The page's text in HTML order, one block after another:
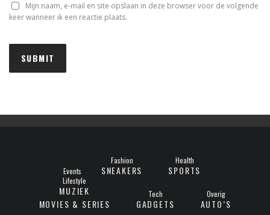
Mijn naam, e-mail en site opslaan in deze browser voor de volgende
keer wanneer ik een reactie plaats.
Events
Fashion
SNEAKERS
Health
SPORTS
Lifestyle
MUZIEK
MOVIES & SERIES
Tech
GADGETS
Overig
AUTO’S